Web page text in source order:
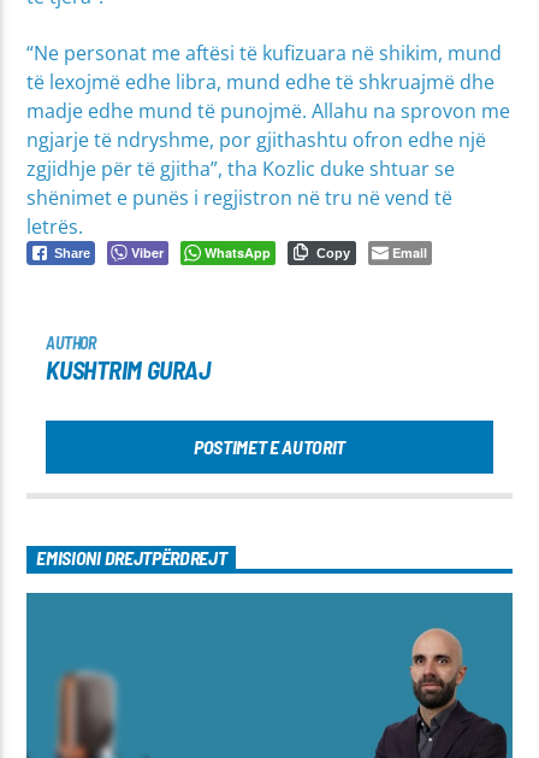
“Ne personat me aftësi të kufizuara në shikim, mund
të lexojmë edhe libra, mund edhe të shkruajmë dhe
madje edhe mund të punojmë. Allahu na sprovon me
ngjarje të ndryshme, por gjithashtu ofron edhe një
zgjidhje për të gjitha”, tha Kozlic duke shtuar se
shënimet e punës i regjistron në tru në vend të
letrës.
Share Viber WhatsApp Copy Email
AUTHOR
KUSHTRIM GURAJ
POSTIMET E AUTORIT
EMISIONI DREJTPËRDREJT